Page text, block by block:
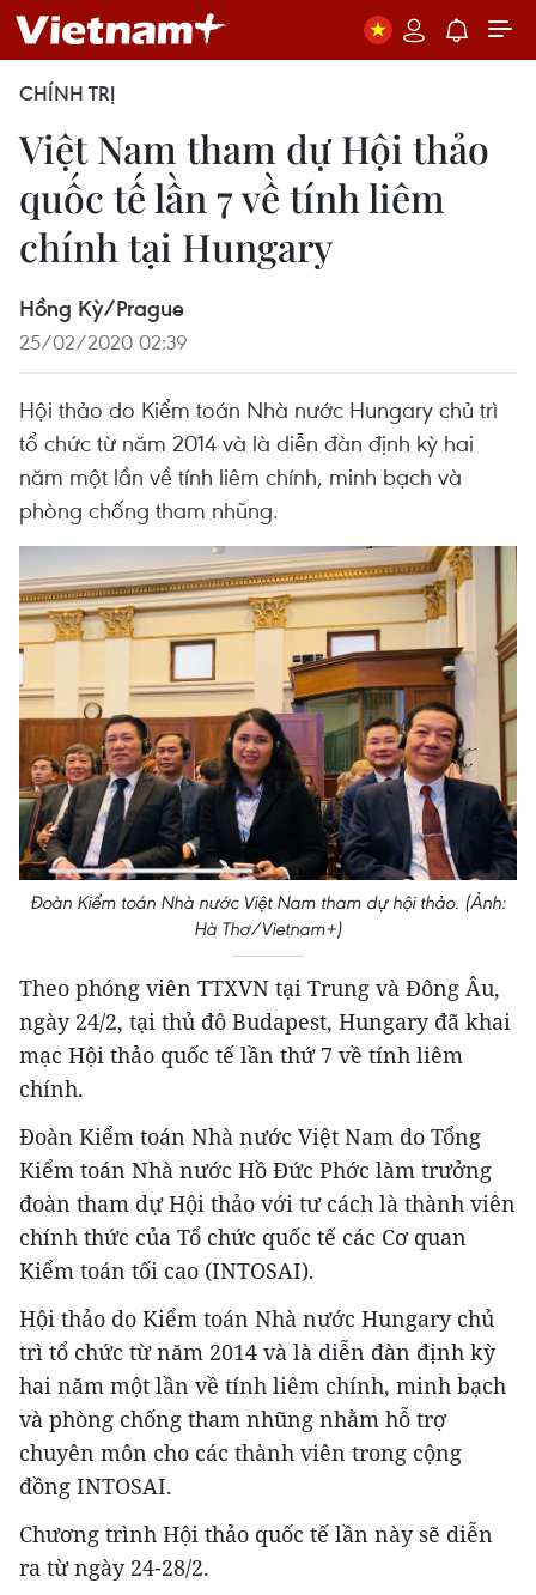
CHÍNH TRỊ
Việt Nam tham dự Hội thảo
quốc tế lần 7 về tính liêm
chính tại Hungary
Hồng Kỳ/Prague
25/02/2020 02:39
Hội thảo do Kiểm toán Nhà nước Hungary chủ trì
tổ chức từ năm 2014 và là diễn đàn định kỳ hai
năm một lần về tính liêm chính, minh bạch và
phòng chống tham nhũng.
Đoàn Kiểm toán Nhà nước Việt Nam tham dự hội thảo. (Ảnh:
Hà Thơ/Vietnam+)
Theo phóng viên TTXVN tại Trung và Đông Âu,
ngày 24/2, tại thủ đô Budapest, Hungary đã khai
mạc Hội thảo quốc tế lần thứ 7 về tính liêm
chính.
Đoàn Kiểm toán Nhà nước Việt Nam do Tổng
Kiểm toán Nhà nước Hồ Đức Phớc làm trưởng
đoàn tham dự Hội thảo với tư cách là thành viên
chính thức của Tổ chức quốc tế các Cơ quan
Kiểm toán tối cao (INTOSAI).
Hội thảo do Kiểm toán Nhà nước Hungary chủ
trì tổ chức từ năm 2014 và là diễn đàn định kỳ
hai năm một lần về tính liêm chính, minh bạch
và phòng chống tham nhũng nhằm hỗ trợ
chuyên môn cho các thành viên trong cộng
đồng INTOSAI.
Chương trình Hội thảo quốc tế lần này sẽ diễn
ra từ ngày 24-28/2.